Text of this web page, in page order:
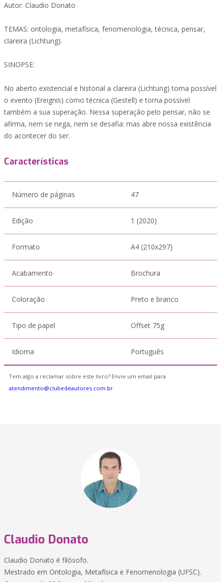
Autor: Claudio Donato
TEMAS: ontologia, metafísica, fenomenologia, técnica, pensar,
clareira (Lichtung).
SINOPSE:
No aberto existencial e historial a clareira (Lichtung) torna possível
o evento (Ereignis) como técnica (Gestell) e torna possível
também a sua superação. Nessa superação pelo pensar, não se
afirma, nem se nega, nem se desafia: mas abre nossa existência
do acontecer do ser.
Características
Número de páginas 47
Edição 1 (2020)
Formato A4 (210x297)
Acabamento Brochura
Coloração Preto e branco
Tipo de papel Offset 75g
Idioma Português
Tem algo a reclamar sobre este livro? Envie um email para
atendimento@clubedeautores.com.br
Claudio Donato
Claudio Donato é filósofo.
Mestrado em Ontologia, Metafísica e Fenomenologia (UFSC).